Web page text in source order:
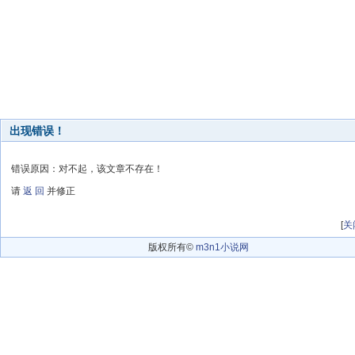
出现错误！
错误原因：对不起，该文章不存在！
请 返 回 并修正
[关
版权所有© m3n1小说网